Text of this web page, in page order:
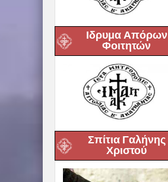
Ιδρυμα Απόρων
Φοιτητών
Σπίτια Γαλήνης
Χριστού